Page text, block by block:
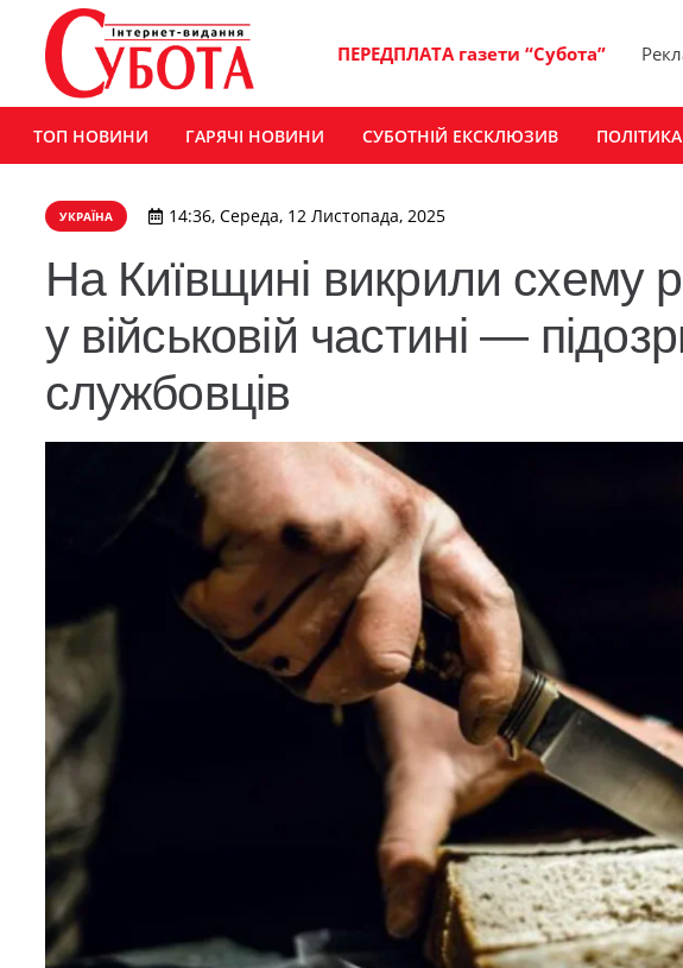
ПЕРЕДПЛАТА газети “Субота”
ТОП НОВИНИ ГАРЯЧІ НОВИНИ СУБОТНІЙ ЕКСКЛЮЗИВ ПОЛІТИКА
УКРАЇНА 14:36, Середа, 12 Листопада, 2025
На Київщині викрили схему
у військовій частині —
службовців